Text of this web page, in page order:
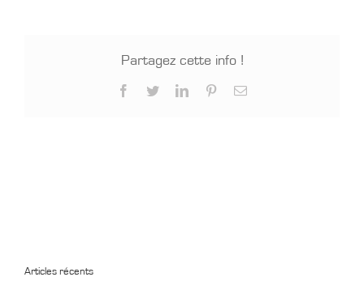
Partagez cette info !
Facebook
TwitterLinkedInPinterestEmail
Articles récents